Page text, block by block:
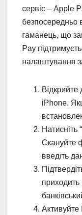
сервіс – Apple
безпосередньо
гаманець, що
Pay
налаштування
iPhone.
Натисніть
Скануйте
введіть
Активуйте